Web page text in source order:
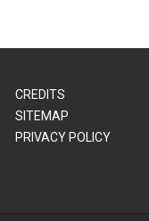
CREDITS
SITEMAP
PRIVACY POLICY